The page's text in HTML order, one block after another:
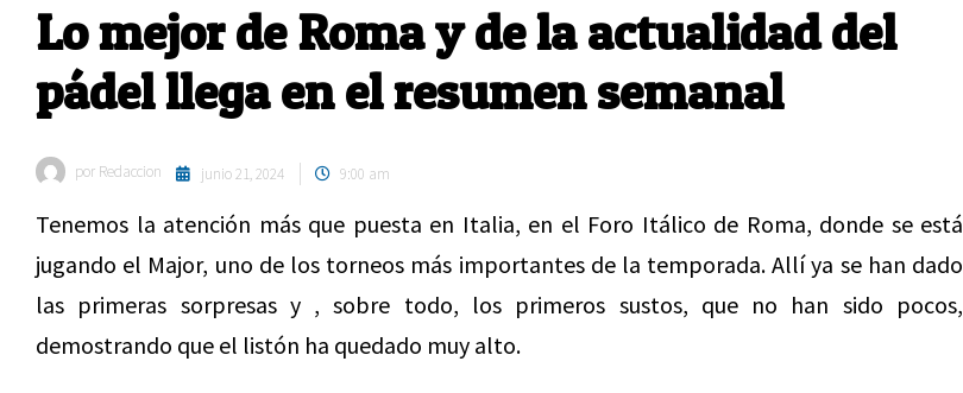
Lo mejor de Roma y de la actualidad del
pádel llega en el resumen semanal
por Redaccion junio 21, 2024 9:00 am
Tenemos la atención más que puesta en Italia, en el Foro Itálico de Roma, donde se está
jugando el Major, uno de los torneos más importantes de la temporada. Allí ya se han dado
las primeras sorpresas y , sobre todo, los primeros sustos, que no han sido pocos,
demostrando que el listón ha quedado muy alto.